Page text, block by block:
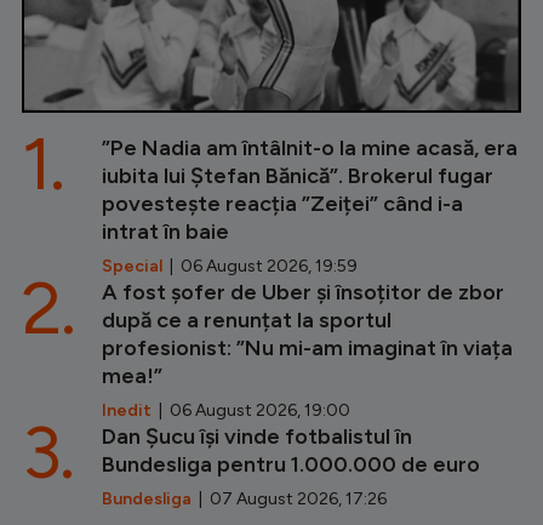
”Pe Nadia am întâlnit-o la mine acasă, era
iubita lui Ștefan Bănică”. Brokerul fugar
povestește reacția ”Zeiței” când i-a
intrat în baie
Special | 06 August 2026, 19:59
1.
A fost șofer de Uber și însoțitor de zbor
după ce a renunțat la sportul
profesionist: ”Nu mi-am imaginat în viața
mea!”
Inedit | 06 August 2026, 19:00
2.
Dan Șucu își vinde fotbalistul în
Bundesliga pentru 1.000.000 de euro
Bundesliga | 07 August 2026, 17:26
3.